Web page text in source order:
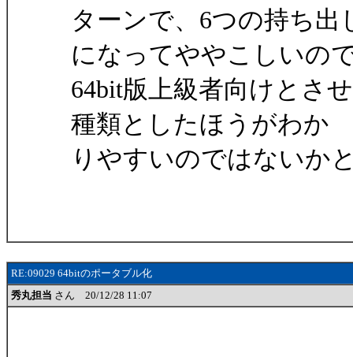
ターンで、6つの持ち
になってややこしいの
64bit版上級者向けとさ
種類としたほうがわか
りやすいのではないか
RE:09029 64bitのポータブル化
秀丸担当 さん 20/12/28 11:07